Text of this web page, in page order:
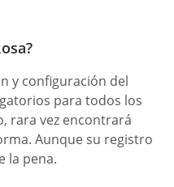
y configuración del
para todos los
rara vez encontrará
Aunque su registro
la pena.